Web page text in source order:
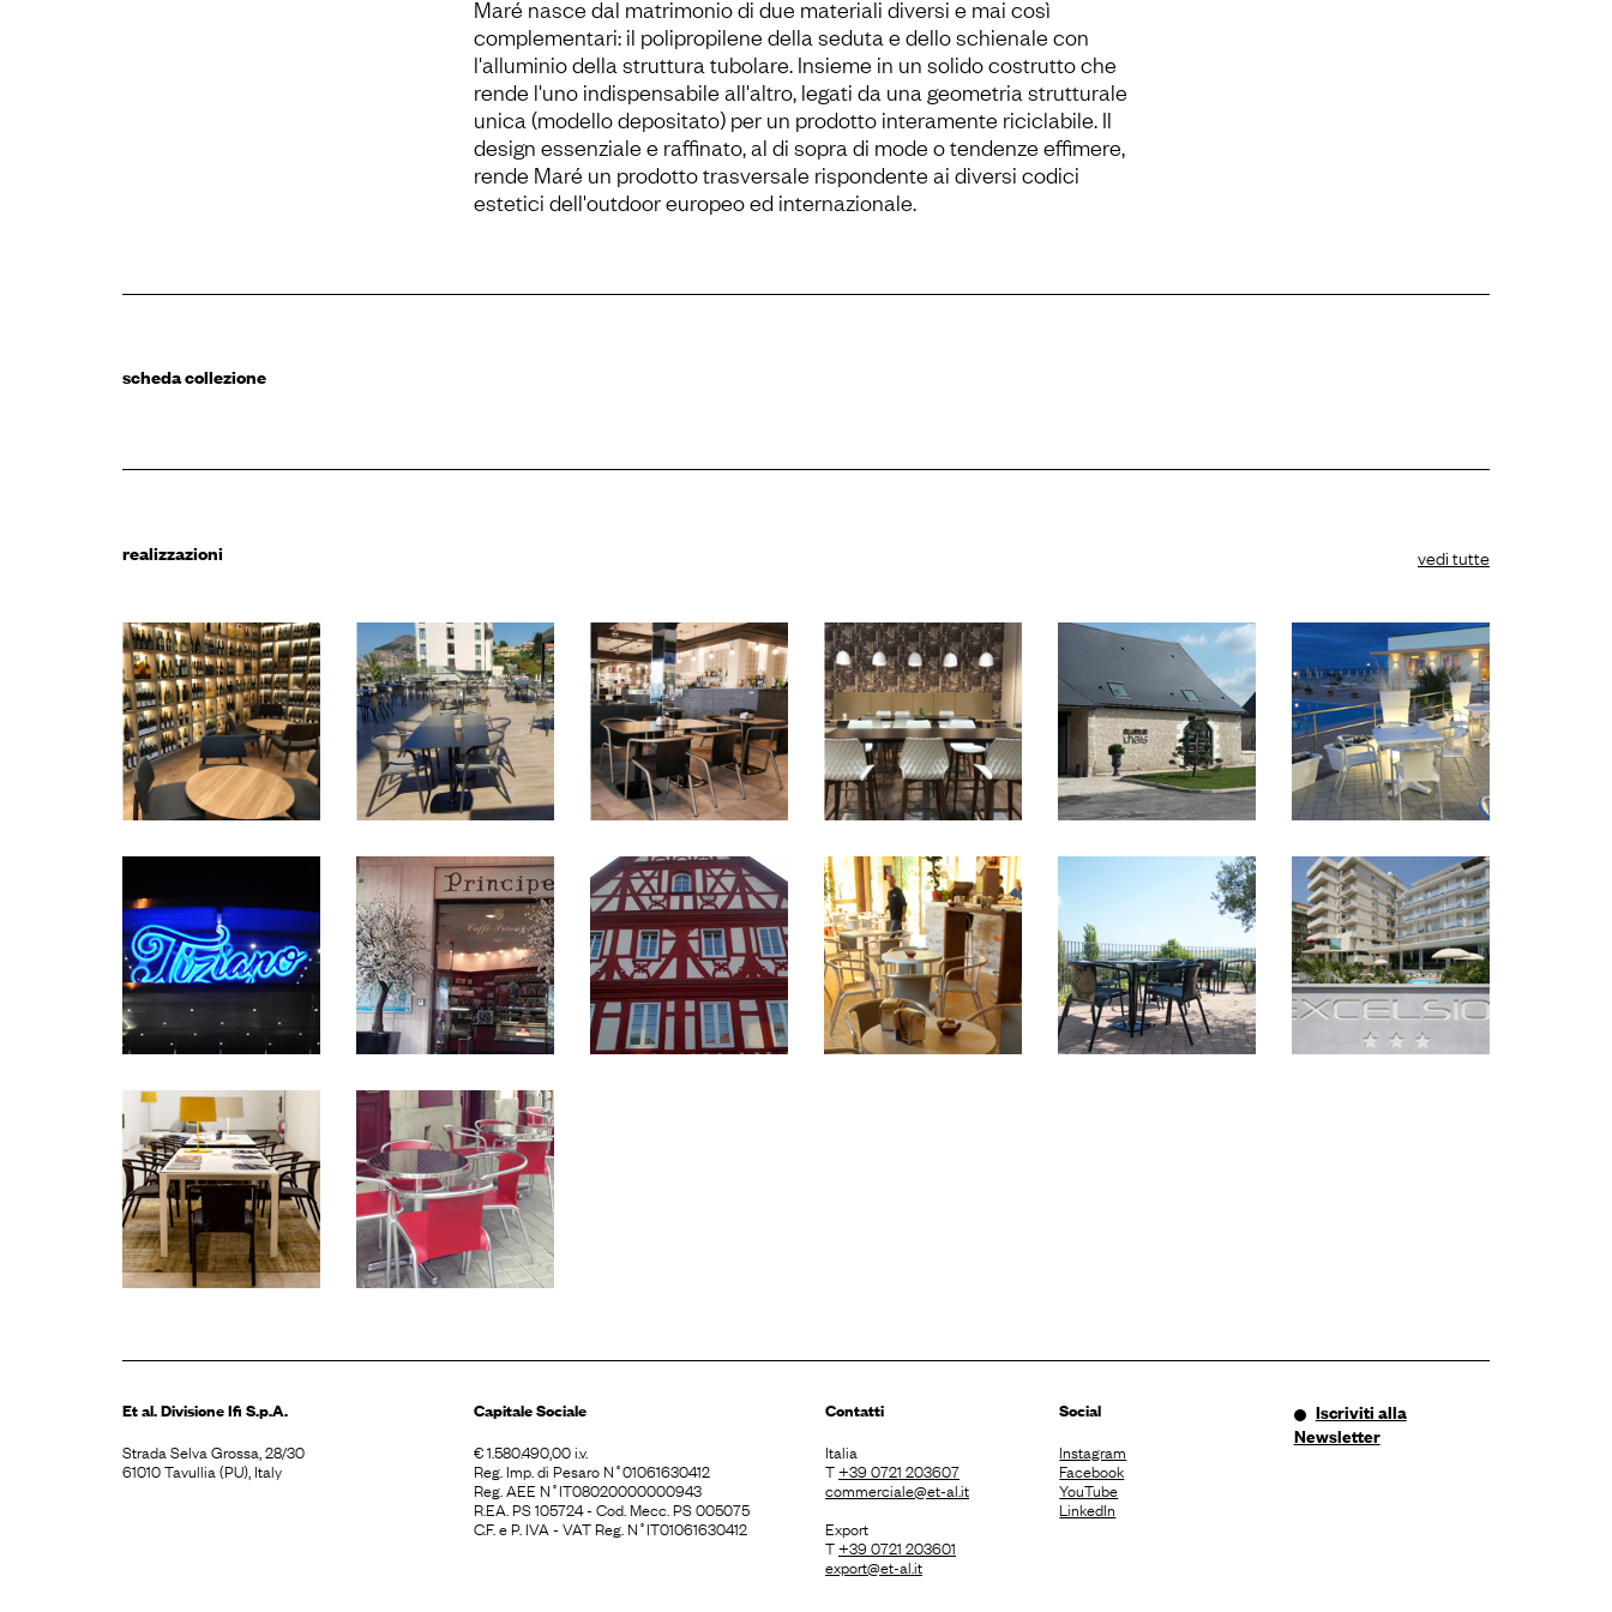
Maré nasce dal matrimonio di due materiali diversi e mai così
complementari: il polipropilene della seduta e dello schienale con
l'alluminio della struttura tubolare. Insieme in un solido costrutto che
rende l'uno indispensabile all'altro, legati da una geometria strutturale
unica (modello depositato) per un prodotto interamente riciclabile. Il
design essenziale e raffinato, al di sopra di mode o tendenze effimere,
rende Maré un prodotto trasversale rispondente ai diversi codici
estetici dell'outdoor europeo ed internazionale.
scheda collezione
realizzazioni vedi tutte
to-kyo, uni, uni-
nomad, ring
maré, uni, uni-
maré, kontea maré maré maré
maré, ax, piani
tavolo str
compact
maré
maré maré
Et al. DivisioneIfi S.p.A.
Strada Selva Grossa, 28/30
61010 Tavullia (PU), Italy
Capitale Sociale
€ 1.580.490,00 i.v.
Reg. Imp. di Pesaro N˚01061630412
Reg. AEE N˚IT08020000000943
R.EA. PS 105724 - Cod. Mecc. PS 005075
C.F. e P. IVA - VAT Reg. N˚IT01061630412
Contatti
Italia
T+39 0721 203607
commerciale@et-al.it
Export
T+39 0721 203601
export@et-al.it
Social
Instagram
Facebook
YouTube
LinkedIn
Iscriviti alla
Newsletter